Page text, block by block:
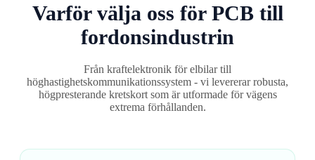
Varför välja oss för PCB till
fordonsindustrin
Från kraftelektronik för elbilar till
höghastighetskommunikationssystem - vi levererar robusta,
högpresterande kretskort som är utformade för vägens
extrema förhållanden.